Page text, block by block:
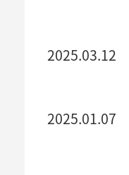
2025.03.12
2025.01.07